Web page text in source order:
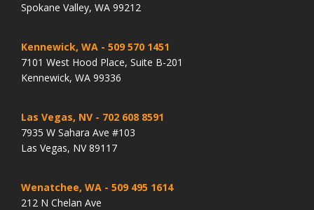
Spokane Valley, WA 99212
Kennewick, WA - 509 570 1451
7101 West Hood Place, Suite B-201
Kennewick, WA 99336
Las Vegas, NV - 702 608 8591
7935 W Sahara Ave #103
Las Vegas, NV 89117
Wenatchee, WA - 509 495 1614
212 N Chelan Ave